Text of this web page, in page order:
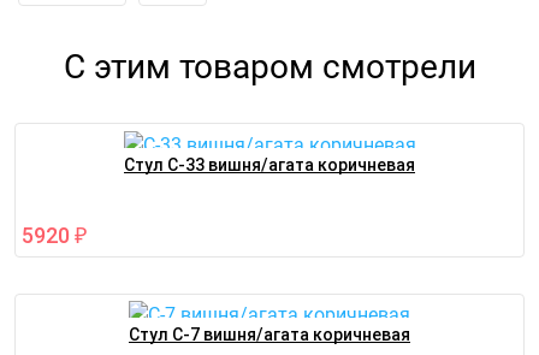
С этим товаром смотрели
Стул С-33 вишня/агата коричневая
5920 ₽
Стул С-7 вишня/агата коричневая